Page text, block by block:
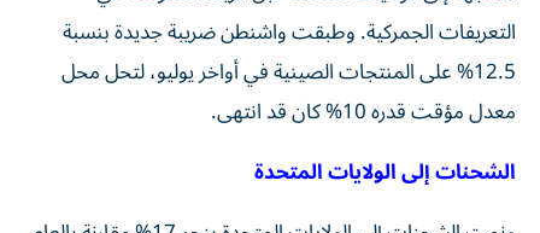
التعريفات الجمركية. وطبقت واشنطن ضريبة جديدة بنسبة
12.5% على المنتجات الصينية في أواخر يوليو، لتحل محل
معدل مؤقت قدره 10% كان قد انتهى.
الشحنات إلى الولايات المتحدة